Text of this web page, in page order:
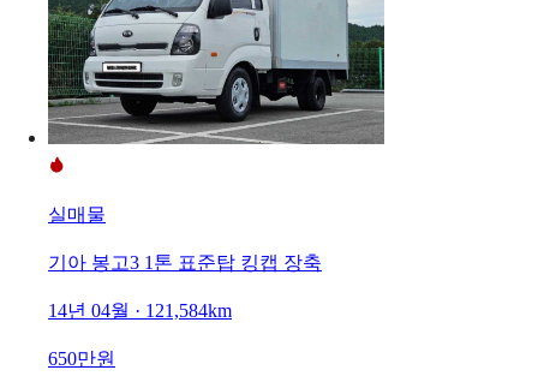
실매물
기아 봉고3 1톤 표준탑 킹캡 장축
14년 04월 · 121,584km
650만원